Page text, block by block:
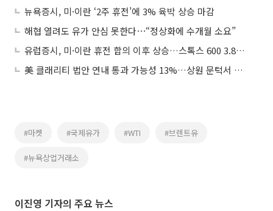
뉴욕증시, 미·이란 ‘2주 휴전’에 3% 육박 상승 마감
해협 열려도 유가 안심 못한다⋯“정상화에 수개월 소요”
유럽증시, 미·이란 휴전 합의 이후 상승…스톡스 600 3.88%↑
美 클래리티 법안 연내 통과 가능성 13%…상원 문턱서 제동
#마켓 #국제유가 #WTI #브렌트유
#뉴욕상업거래소
이진영 기자의 주요 뉴스